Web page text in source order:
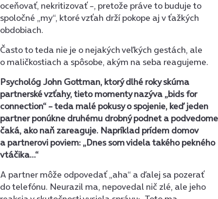
oceňovať, nekritizovať –, pretože práve to buduje to
spoločné „my“, ktoré vzťah drží pokope aj v ťažkých
obdobiach.
Často to teda nie je o nejakých veľkých gestách, ale
o maličkostiach a spôsobe, akým na seba reagujeme.
Psychológ John Gottman, ktorý dlhé roky skúma
partnerské vzťahy, tieto momenty nazýva „bids for
connection“ – teda malé pokusy o spojenie, keď jeden
partner ponúkne druhému drobný podnet a podvedome
čaká, ako naň zareaguje. Napríklad prídem domov
a partnerovi poviem: „Dnes som videla takého pekného
vtáčika…“
A partner môže odpovedať „aha“ a ďalej sa pozerať
do telefónu. Neurazil ma, nepovedal nič zlé, ale jeho